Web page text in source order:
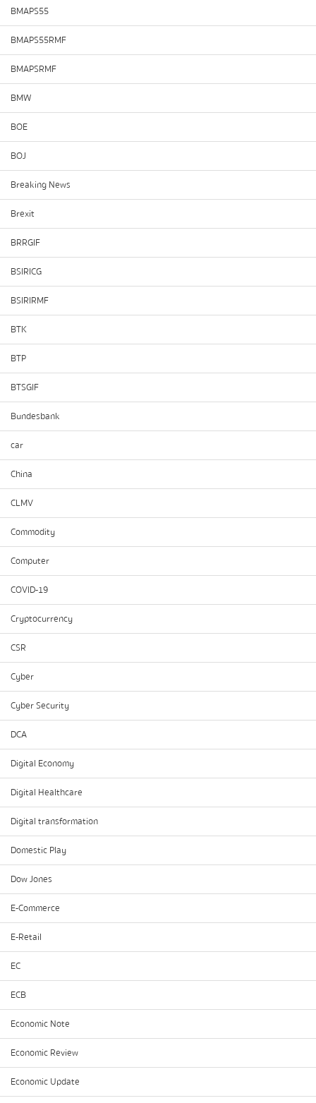
BMAPS55
BMAPS55RMF
BMAPSRMF
BMW
BOE
BOJ
Breaking News
Brexit
BRRGIF
BSIRICG
BSIRIRMF
BTK
BTP
BTSGIF
Bundesbank
car
China
CLMV
Commodity
Computer
COVID-19
Cryptocurrency
CSR
Cyber
Cyber Security
DCA
Digital Economy
Digital Healthcare
Digital transformation
Domestic Play
Dow Jones
E-Commerce
E-Retail
EC
ECB
Economic Note
Economic Review
Economic Update